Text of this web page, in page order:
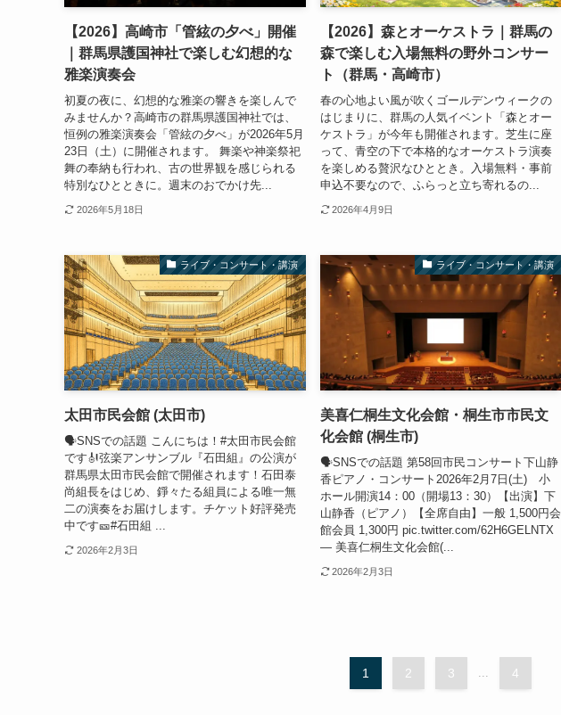
【2026】高崎市「管絃の夕べ」開催
｜群馬県護国神社で楽しむ幻想的な
雅楽演奏会
初夏の夜に、幻想的な雅楽の響きを楽しんで
みませんか？高崎市の群馬県護国神社では、
恒例の雅楽演奏会「管絃の夕べ」が2026年5月
23日（土）に開催されます。 舞楽や神楽祭祀
舞の奉納も行われ、古の世界観を感じられる
特別なひとときに。週末のおでかけ先...
2026年5月18日
【2026】森とオーケストラ｜群馬の
森で楽しむ入場無料の野外コンサー
ト（群馬・高崎市）
春の心地よい風が吹くゴールデンウィークの
はじまりに、群馬の人気イベント「森とオー
ケストラ」が今年も開催されます。芝生に座
って、青空の下で本格的なオーケストラ演奏
を楽しめる贅沢なひととき。入場無料・事前
申込不要なので、ふらっと立ち寄れるの...
2026年4月9日
ライブ・コンサート・講演
太田市民会館 (太田市)
🗣SNSでの話題 こんにちは！#太田市民会館
です🎻弦楽アンサンブル『石田組』の公演が
群馬県太田市民会館で開催されます！石田泰
尚組長をはじめ、錚々たる組員による唯一無
二の演奏をお届けします。チケット好評発売
中です🎫#石田組 ...
2026年2月3日
ライブ・コンサート・講演
美喜仁桐生文化会館・桐生市市民文
化会館 (桐生市)
🗣SNSでの話題 第58回市民コンサート下山静
香ピアノ・コンサート2026年2月7日(土) 小
ホール開演14：00（開場13：30）【出演】下
山静香（ピアノ）【全席自由】一般 1,500円会
館会員 1,300円 pic.twitter.com/62H6GELNTX
— 美喜仁桐生文化会館(...
2026年2月3日
1 2 3 4